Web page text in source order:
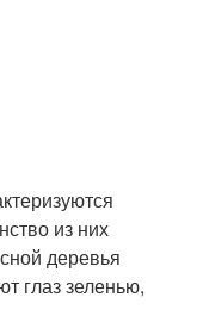
из них
деревья
глаз зеленью,